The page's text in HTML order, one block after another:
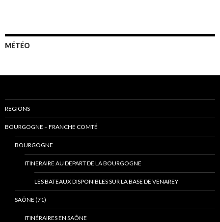
MÉTÉO
REGIONS
BOURGOGNE – FRANCHE COMTÉ
BOURGOGNE
ITINERAIRE AU DEPART DE LA BOURGOGNE
LES BATEAUX DISPONIBLES SUR LA BASE DE VENAREY
SAÔNE (71)
ITINÉRAIRES EN SAÔNE